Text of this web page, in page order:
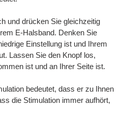
und drücken Sie gleichzeitig
E-Halsband. Denken Sie
Einstellung ist und Ihrem
Lassen Sie den Knopf los,
ist und an Ihrer Seite ist.
bedeutet, dass er zu Ihnen
die Stimulation immer aufhört,